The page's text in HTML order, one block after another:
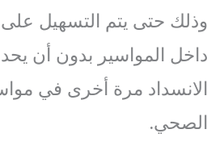
وذلك حتى يتم التسهيل على
داخل المواسير بدون أن
الانسداد مرة أخرى في
الصحي.